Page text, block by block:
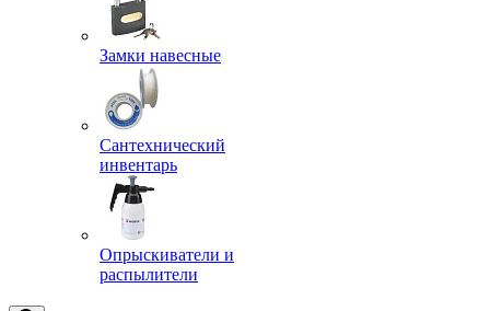
Замки навесные
Сантехнический
инвентарь
Опрыскиватели и
распылители